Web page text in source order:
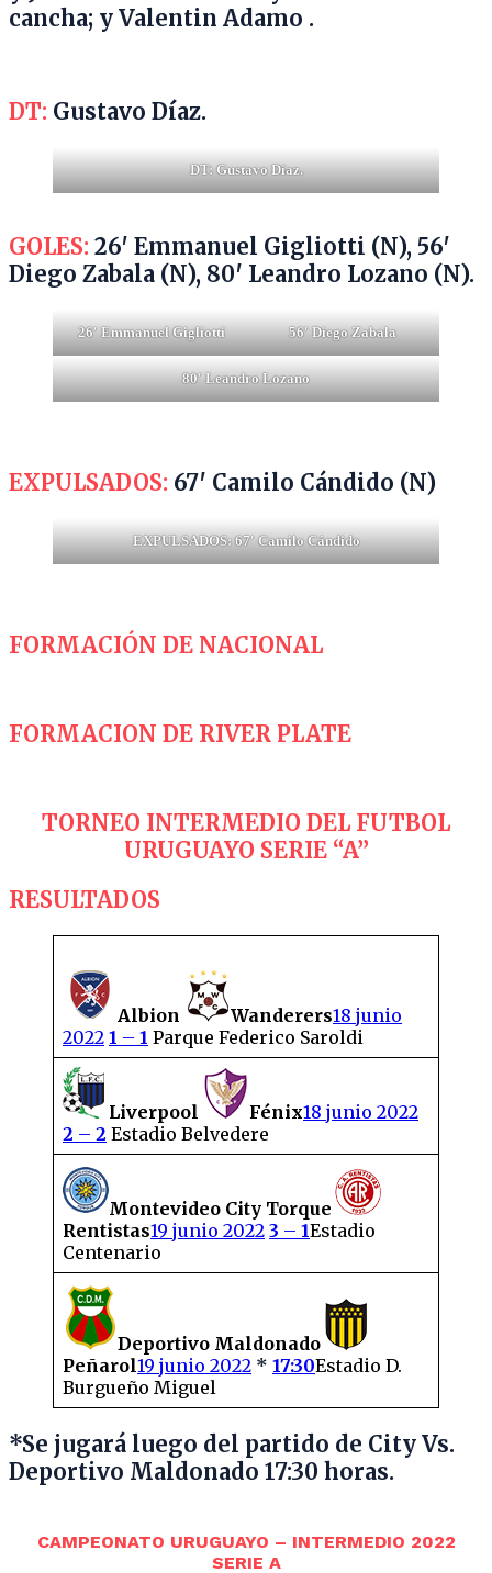
cancha; y Valentin Adamo .
DT: Gustavo Díaz.
DT: Gustavo Díaz.
GOLES: 26′ Emmanuel Gigliotti (N), 56′
Diego Zabala (N), 80′ Leandro Lozano (N).
26′ Emmanuel Gigliotti 56′ Diego Zabala
80′ Leandro Lozano
EXPULSADOS: 67′ Camilo Cándido (N)
EXPULSADOS: 67′ Camilo Cándido
FORMACIÓN DE NACIONAL
FORMACION DE RIVER PLATE
TORNEO INTERMEDIO DEL FUTBOL
URUGUAYO SERIE “A”
RESULTADOS
Albion Wanderers18 junio
2022 1 – 1 Parque Federico Saroldi
Liverpool Fénix18 junio 2022
2 – 2 Estadio Belvedere
Montevideo City Torque
Rentistas19 junio 2022 3 – 1Estadio
Centenario
Deportivo Maldonado
Peñarol19 junio 2022 * 17:30Estadio D.
Burgueño Miguel
*Se jugará luego del partido de City Vs.
Deportivo Maldonado 17:30 horas.
CAMPEONATO URUGUAYO – INTERMEDIO 2022
SERIE A